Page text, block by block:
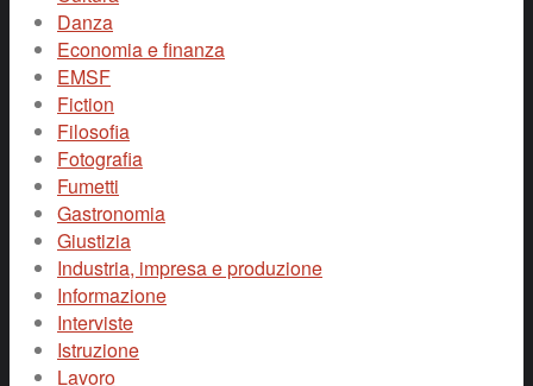
Danza
Economia e finanza
EMSF
Fiction
Filosofia
Fotografia
Fumetti
Gastronomia
Giustizia
Industria, impresa e produzione
Informazione
Interviste
Istruzione
Lavoro